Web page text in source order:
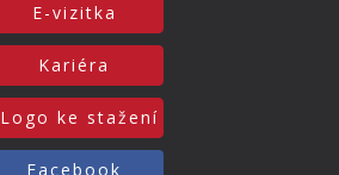
E-vizitka
Kariéra
Logo ke stažení
Facebook